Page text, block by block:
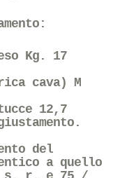
Kg. 17
cava) M
12,7
del
a quello